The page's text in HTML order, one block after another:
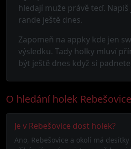
hledají muže právě teď.
rande ještě dnes.
Zapomeň na appky kde jen
výsledku. Tady holky mluví
být ještě dnes když si
O hledání holek Rebešovice
Je v Rebešovice dost holek?
Ano, Rebešovice a okolí má